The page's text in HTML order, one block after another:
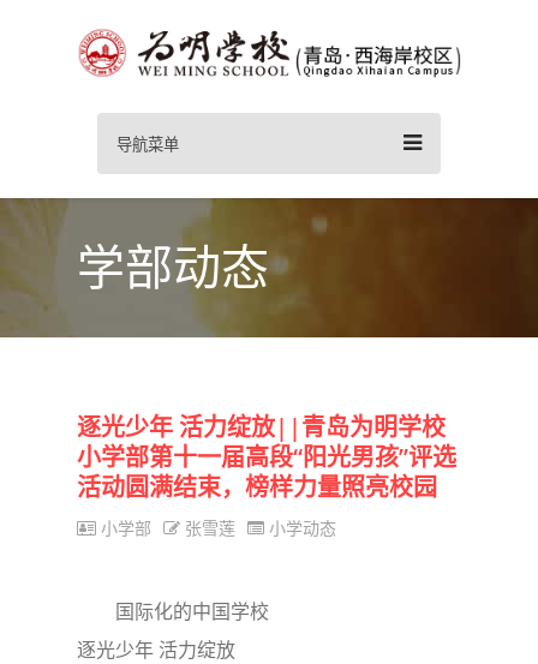
导航菜单
学部动态
逐光少年 活力绽放||青岛为明学校
小学部第十一届高段“阳光男孩”评选
活动圆满结束，榜样力量照亮校园
小学部 张雪莲 小学动态
国际化的中国学校
逐光少年 活力绽放